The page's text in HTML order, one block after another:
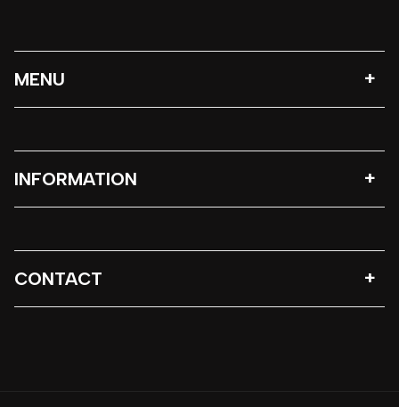
MENU
INFORMATION
CONTACT